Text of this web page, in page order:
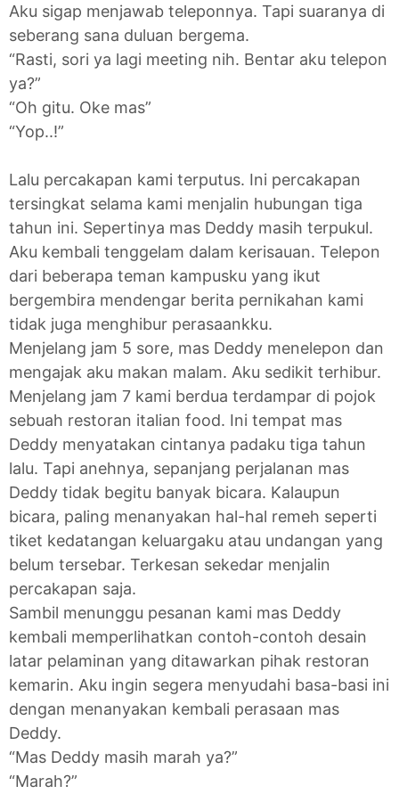
Aku sigap menjawab teleponnya. Tapi suaranya di
seberang sana duluan bergema.
“Rasti, sori ya lagi meeting nih. Bentar aku telepon
ya?”
“Oh gitu. Oke mas”
“Yop..!”
Lalu percakapan kami terputus. Ini percakapan
tersingkat selama kami menjalin hubungan tiga
tahun ini. Sepertinya mas Deddy masih terpukul.
Aku kembali tenggelam dalam kerisauan. Telepon
dari beberapa teman kampusku yang ikut
bergembira mendengar berita pernikahan kami
tidak juga menghibur perasaankku.
Menjelang jam 5 sore, mas Deddy menelepon dan
mengajak aku makan malam. Aku sedikit terhibur.
Menjelang jam 7 kami berdua terdampar di pojok
sebuah restoran italian food. Ini tempat mas
Deddy menyatakan cintanya padaku tiga tahun
lalu. Tapi anehnya, sepanjang perjalanan mas
Deddy tidak begitu banyak bicara. Kalaupun
bicara, paling menanyakan hal-hal remeh seperti
tiket kedatangan keluargaku atau undangan yang
belum tersebar. Terkesan sekedar menjalin
percakapan saja.
Sambil menunggu pesanan kami mas Deddy
kembali memperlihatkan contoh-contoh desain
latar pelaminan yang ditawarkan pihak restoran
kemarin. Aku ingin segera menyudahi basa-basi ini
dengan menanyakan kembali perasaan mas
Deddy.
“Mas Deddy masih marah ya?”
“Marah?”